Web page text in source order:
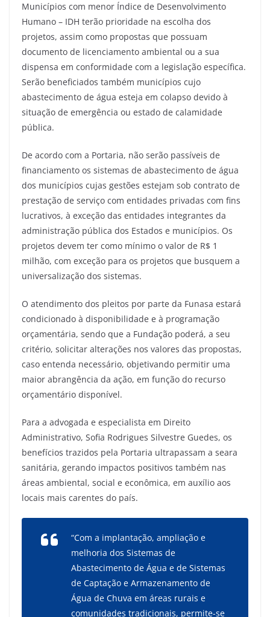
Municípios com menor Índice de Desenvolvimento
Humano – IDH terão prioridade na escolha dos
projetos, assim como propostas que possuam
documento de licenciamento ambiental ou a sua
dispensa em conformidade com a legislação específica.
Serão beneficiados também municípios cujo
abastecimento de água esteja em colapso devido à
situação de emergência ou estado de calamidade
pública.
De acordo com a Portaria, não serão passíveis de
financiamento os sistemas de abastecimento de água
dos municípios cujas gestões estejam sob contrato de
prestação de serviço com entidades privadas com fins
lucrativos, à exceção das entidades integrantes da
administração pública dos Estados e municípios. Os
projetos devem ter como mínimo o valor de R$ 1
milhão, com exceção para os projetos que busquem a
universalização dos sistemas.
O atendimento dos pleitos por parte da Funasa estará
condicionado à disponibilidade e à programação
orçamentária, sendo que a Fundação poderá, a seu
critério, solicitar alterações nos valores das propostas,
caso entenda necessário, objetivando permitir uma
maior abrangência da ação, em função do recurso
orçamentário disponível.
Para a advogada e especialista em Direito
Administrativo, Sofia Rodrigues Silvestre Guedes, os
benefícios trazidos pela Portaria ultrapassam a seara
sanitária, gerando impactos positivos também nas
áreas ambiental, social e econômica, em auxílio aos
locais mais carentes do país.
“Com a implantação, ampliação e
melhoria dos Sistemas de
Abastecimento de Água e de Sistemas
de Captação e Armazenamento de
Água de Chuva em áreas rurais e
comunidades tradicionais, permite-se